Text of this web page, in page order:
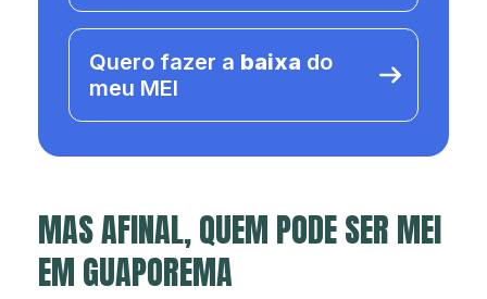
Quero fazer a baixa do
meu MEI
MAS AFINAL, QUEM PODE SER MEI
EM GUAPOREMA